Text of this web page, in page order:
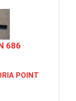
686
POINT